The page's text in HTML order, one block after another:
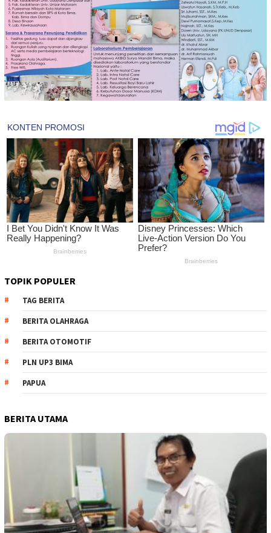
TOPIK POPULER
TAG BERITA
BERITA OLAHRAGA
BERITA OTOMOTIF
PLN UP3 BIMA
PAPUA
BERITA UTAMA